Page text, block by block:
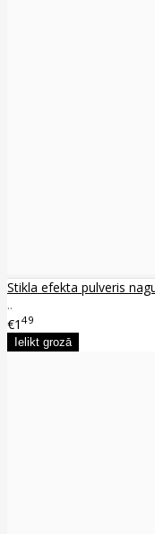
Stikla efekta pulveris
..
€1 49